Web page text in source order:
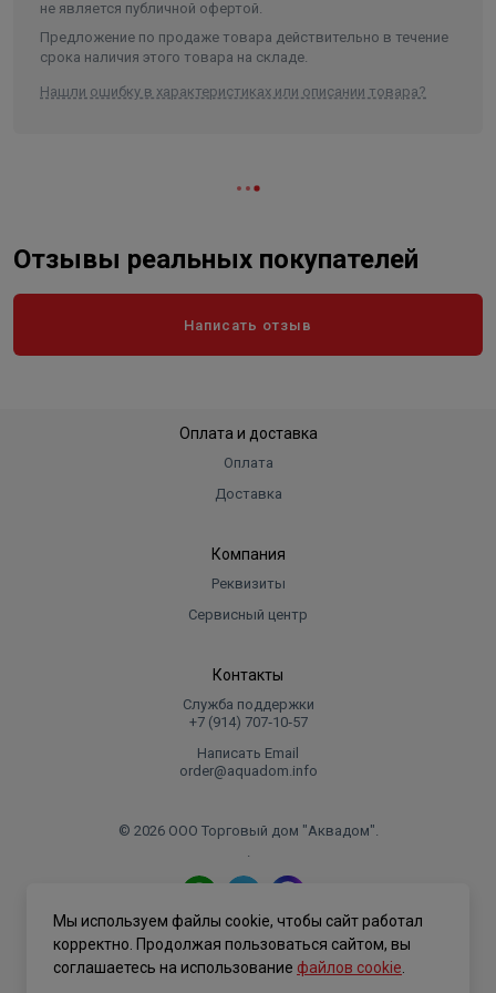
сверхпрочная конструкции водяной рубашки, легко
выдерживающей избыточное давление до 3 атмосфер;
​возможность дополнительной установки Комплект «ТЭНБ 2"».
Мощность котла, кВт
Мощность котла, кВт 15
Присоеденительные размеры, "
Диаметр дымохода, мм 150
100
Ширина, см. 66
240
85.000
66.000
не является публичной офертой.
Предложение по продаже товара действительно в течение
срока наличия этого товара на складе.
Нашли ошибку в характеристиках или описании товара?
Отзывы реальных покупателей
Написать отзыв
Оплата и доставка
Оплата
Доставка
Компания
Реквизиты
Сервисный центр
Контакты
Служба поддержки
+7 (914) 707‑10‑57
Написать Email
order@aquadom.info
© 2026 ООО Торговый дом "Аквадом".
.
Политика конфиденциальности
Мы используем файлы cookie, чтобы сайт работал
корректно. Продолжая пользоваться сайтом, вы
соглашаетесь на использование файлов cookie